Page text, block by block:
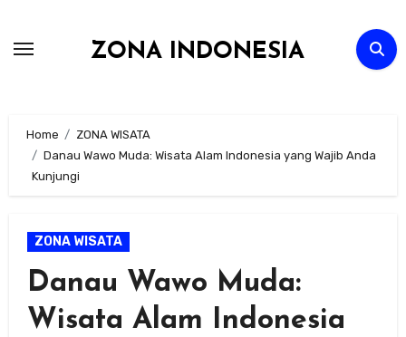
ZONA INDONESIA
Home
ZONA WISATA
Danau Wawo Muda: Wisata Alam Indonesia yang Wajib Anda
Kunjungi
ZONA WISATA
Danau Wawo Muda:
Wisata Alam Indonesia